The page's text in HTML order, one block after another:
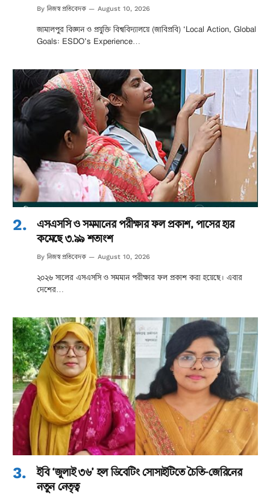
By নিজস্ব প্রতিবেদক August 10, 2026
জামালপুর বিজ্ঞান ও প্রযুক্তি বিশ্ববিদ্যালয়ে (জাবিপ্রবি) ‘Local Action, Global
Goals: ESDO’s Experience…
এসএসসি ও সমমানের পরীক্ষার ফল প্রকাশ, পাসের হার
কমেছে ৩.৯৯ শতাংশ
By নিজস্ব প্রতিবেদক August 10, 2026
২০২৬ সালের এসএসসি ও সমমান পরীক্ষার ফল প্রকাশ করা হয়েছে। এবার
দেশের…
ইবি ‘জুলাই ৩৬’ হল ডিবেটিং সোসাইটিতে চৈতি-জেরিনের
নতুন নেতৃত্ব